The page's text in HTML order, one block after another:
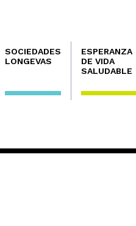
Navegación
principal
SOCIEDADES
LONGEVAS
ESPERANZA
DE VIDA
SALUDABLE